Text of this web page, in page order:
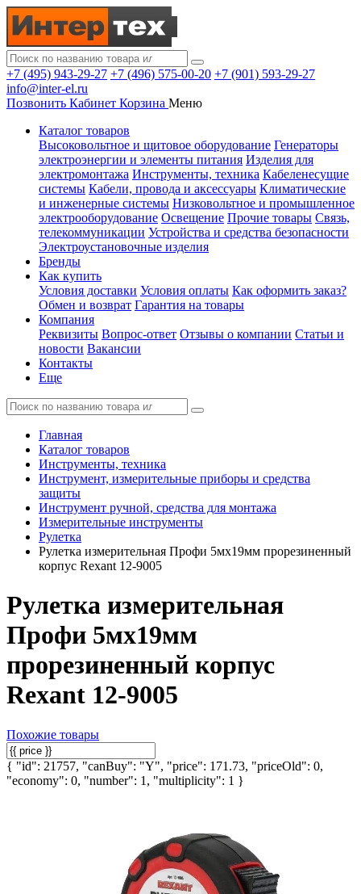
+7 (495) 943-29-27 +7 (496) 575-00-20 +7 (901) 593-29-27
info@inter-el.ru
Позвонить Кабинет Корзина Меню
Каталог товаров
Высоковольтное и щитовое оборудование Генераторы
электроэнергии и элементы питания Изделия для
электромонтажа Инструменты, техника Кабеленесущие
системы Кабели, провода и аксессуары Климатические
и инженерные системы Низковольтное и промышленное
электрооборудование Освещение Прочие товары Связь,
телекоммуникации Устройства и средства безопасности
Электроустановочные изделия
Бренды
Как купить
Условия доставки Условия оплаты Как оформить заказ?
Обмен и возврат Гарантия на товары
Компания
Реквизиты Вопрос-ответ Отзывы о компании Статьи и
новости Вакансии
Контакты
Еще
Главная
Каталог товаров
Инструменты, техника
Инструмент, измерительные приборы и средства
защиты
Инструмент ручной, средства для монтажа
Измерительные инструменты
Рулетка
Рулетка измерительная Профи 5мх19мм прорезиненный
корпус Rexant 12-9005
Рулетка измерительная
Профи 5мх19мм
прорезиненный корпус
Rexant 12-9005
Похожие товары
{ "id": 21757, "canBuy": "Y", "price": 171.73, "priceOld": 0,
"economy": 0, "number": 1, "multiplicity": 1 }